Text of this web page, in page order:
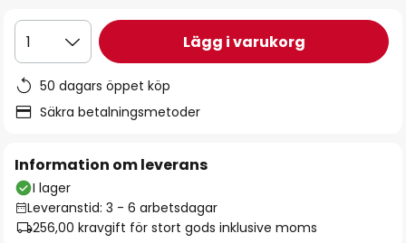
1 Lägg i varukorg
50 dagars öppet köp
Säkra betalningsmetoder
Information om leverans
I lager
Leveranstid: 3 - 6 arbetsdagar
256,00 kravgift för stort gods inklusive moms